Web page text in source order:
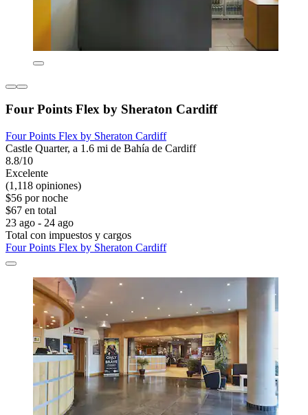
Four Points Flex by Sheraton Cardiff
Four Points Flex by Sheraton Cardiff
Castle Quarter, a 1.6 mi de Bahía de Cardiff
8.8/10
Excelente
(1,118 opiniones)
$56 por noche
$67 en total
23 ago - 24 ago
Total con impuestos y cargos
Four Points Flex by Sheraton Cardiff